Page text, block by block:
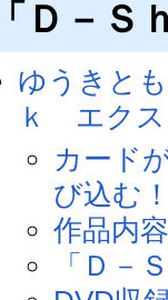
「Ｄ－
ゆうきと
ｋ エクス
カード
び込む
作品内容
「Ｄ－